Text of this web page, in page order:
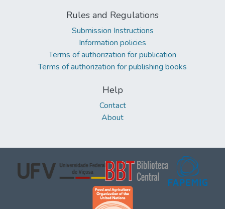
Rules and Regulations
Submission Instructions
Information policies
Terms of authorization for publication
Terms of authorization for publishing books
Help
Contact
About